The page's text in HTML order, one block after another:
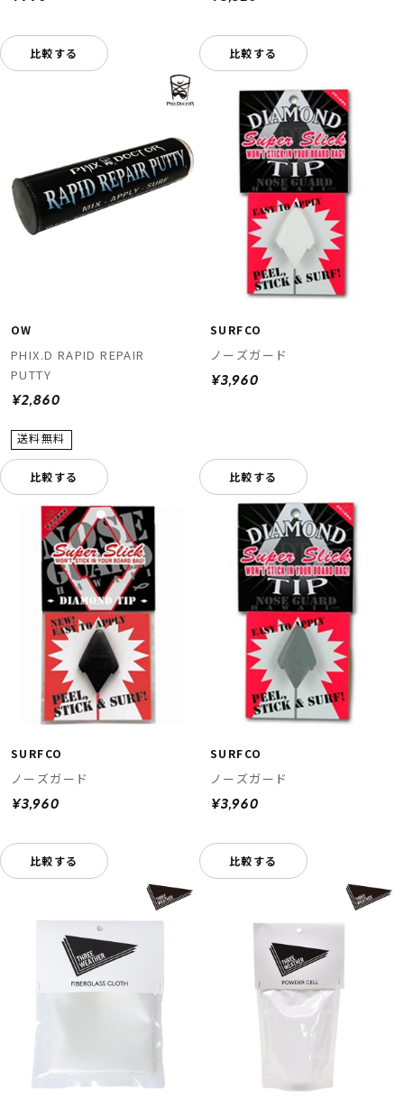
比較する 比較する
OW
PHIX.D RAPID REPAIR
PUTTY
¥2,860
比較する
SURFCO
ノーズガード
¥3,960
比較する
SURFCO
ノーズガード
¥3,960
比較する
SURFCO
ノーズガード
¥3,960
比較する